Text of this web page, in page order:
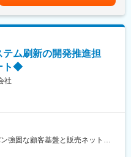
策を提案するところまでが仕事
術情報交換や展示会等）
テナンスや本番切替作業におい
をご担当いただきます。
テム（受注・物流・購買・売掛
に検討し、重点課題の抽出・解
テム刷新の開発推進担
ト◆
社
強固な顧客基盤と販売ネットワ